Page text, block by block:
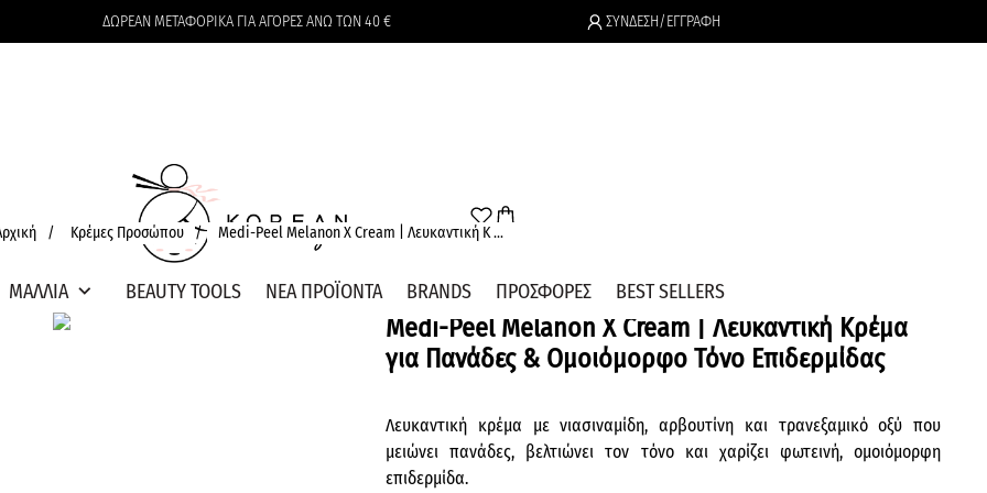
ΔΩΡΕΑΝ ΜΕΤΑΦΟΡΙΚΑ ΓΙΑ ΑΓΟΡΕΣ ΑΝΩ ΤΩΝ 40 € ΣΥΝΔΕΣΗ/ΕΓΓΡΑΦΗ
Το καλάθι δεν περιέχει προϊόντα.
ΜΑΛΛΙΑ expand_more BEAUTY TOOLS ΝΕΑ ΠΡΟΪΟΝΤΑ BRANDS ΠΡΟΣΦΟΡΕΣ BEST SELLERS
/ Κρέμες Προσώπου / Medi-Peel Melanon X Cream | Λευκαντική Κ ...
Medi-Peel Melanon X Cream | Λευκαντική Κρέμα
για Πανάδες & Ομοιόμορφο Τόνο Επιδερμίδας
Λευκαντική κρέμα με νιασιναμίδη, αρβουτίνη και τρανεξαμικό οξύ που
μειώνει πανάδες, βελτιώνει τον τόνο και χαρίζει φωτεινή, ομοιόμορφη
επιδερμίδα.